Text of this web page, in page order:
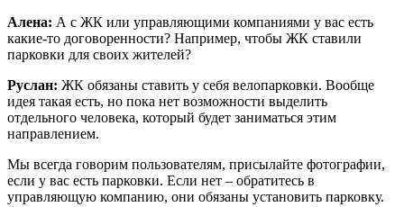
Алена: А с ЖК или управляющими компаниями у вас есть
какие-то договоренности? Например, чтобы ЖК ставили
парковки для своих жителей?
Руслан: ЖК обязаны ставить у себя велопарковки. Вообще
идея такая есть, но пока нет возможности выделить
отдельного человека, который будет заниматься этим
направлением.
Мы всегда говорим пользователям, присылайте фотографии,
если у вас есть парковки. Если нет – обратитесь в
управляющую компанию, они обязаны установить парковку.